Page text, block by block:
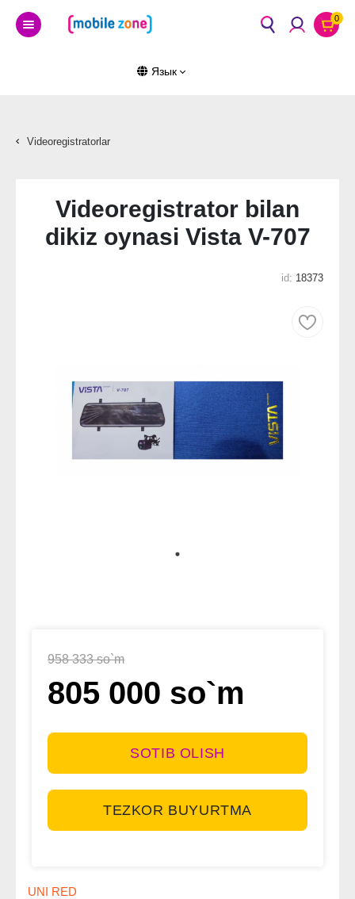
0
Язык
Videoregistratorlar
Videoregistrator bilan
dikiz oynasi Vista V-707
id: 18373
958 333 so`m
805 000 so`m
SOTIB OLISH
TEZKOR BUYURTMA
UNI RED